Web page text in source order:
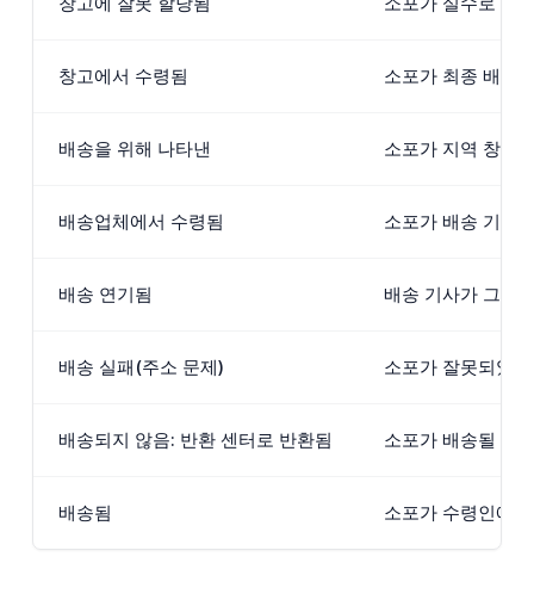
창고에서 수령됨 소포가 최종 배송
배송을 위해 나타낸 소포가 지역 창고
배송업체에서 수령됨 소포가 배송 기사
배송 연기됨 배송 기사가 그 날
배송 실패(주소 문제) 소포가 잘못되었
배송되지 않음: 반환 센터로 반환됨 소포가 배송될 수
배송됨 소포가 수령인에